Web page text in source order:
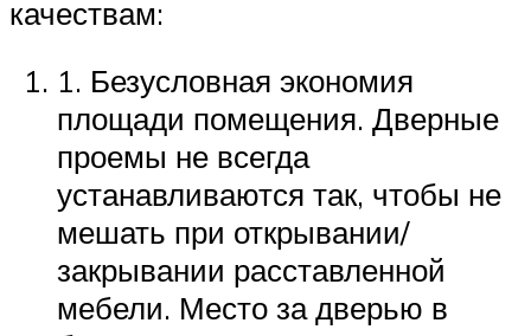
качествам:
1. Безусловная экономия
площади помещения. Дверные
проемы не всегда
устанавливаются так, чтобы не
мешать при открывании/
закрывании расставленной
мебели. Место за дверью в